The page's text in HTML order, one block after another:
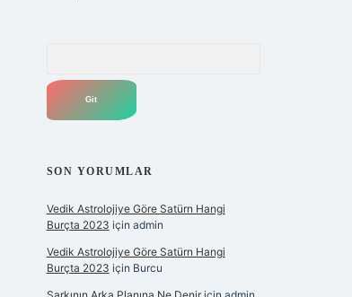
SON YORUMLAR
Vedik Astrolojiye Göre Satürn Hangi
Burçta 2023 için admin
Vedik Astrolojiye Göre Satürn Hangi
Burçta 2023 için Burcu